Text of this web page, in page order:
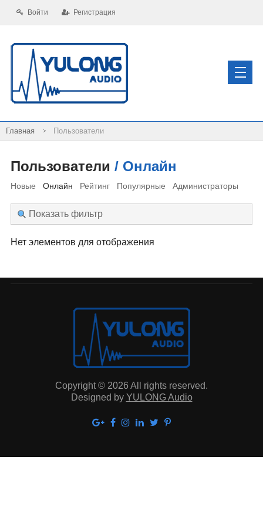
Войти Регистрация
Пользователи
Пользователи / Онлайн
Новые Онлайн Рейтинг Популярные Администраторы
Показать фильтр
Нет элементов для отображения
Copyright © 2026 All rights reserved.
Designed by YULONG Audio